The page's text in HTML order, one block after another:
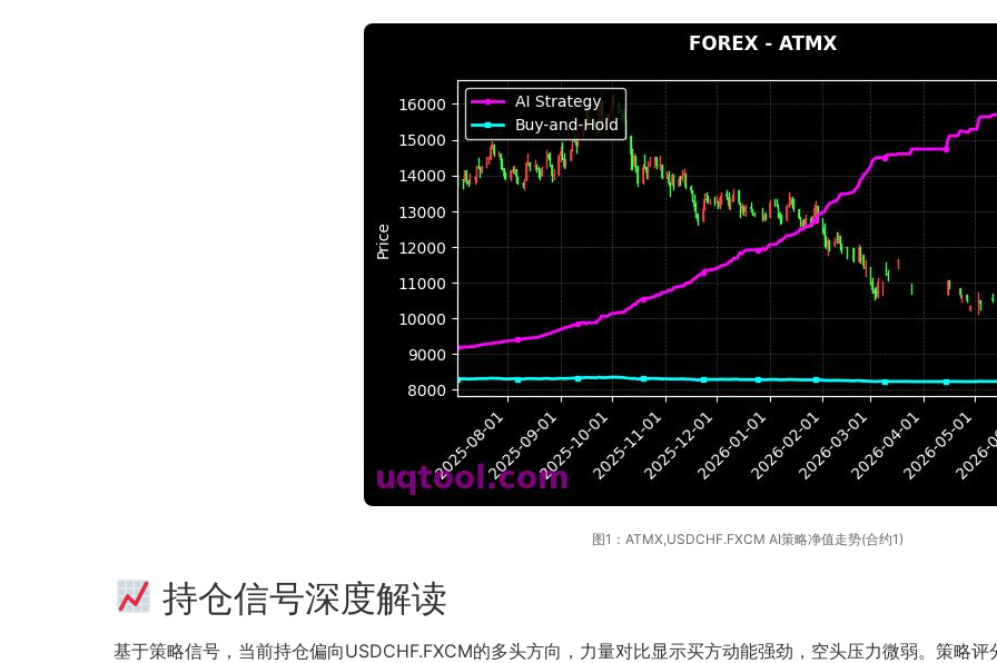
图1：ATMX,USDCHF.FXCM AI策略净值走势(合约1)
持仓信号深度解读
基于策略信号，当前持仓偏向USDCHF.FXCM的多头方向，力量对比显示买方动能强劲，空头压力微弱。策略